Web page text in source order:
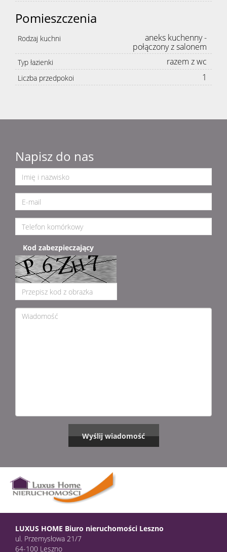
Pomieszczenia
Rodzaj kuchni
aneks kuchenny -
połączony z salonem
Typ łazienki razem z wc
Liczba przedpokoi 1
Napisz do nas
Kod zabezpieczający
LUXUS HOME Biuro nieruchomości Leszno
ul. Przemysłowa 21/7
64-100 Leszno